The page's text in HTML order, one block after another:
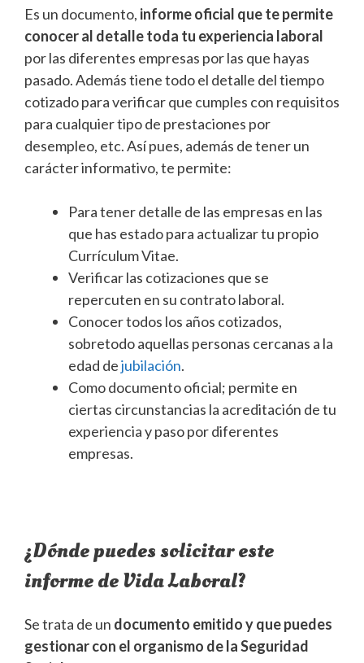
Es un documento, informe oficial que te permite
conocer al detalle toda tu experiencia laboral
por las diferentes empresas por las que hayas
pasado. Además tiene todo el detalle del tiempo
cotizado para verificar que cumples con requisitos
para cualquier tipo de prestaciones por
desempleo, etc. Así pues, además de tener un
carácter informativo, te permite:
Para tener detalle de las empresas en las
que has estado para actualizar tu propio
Currículum Vitae.
Verificar las cotizaciones que se
repercuten en su contrato laboral.
Conocer todos los años cotizados,
sobretodo aquellas personas cercanas a la
edad dejubilación.
Como documento oficial; permite en
ciertas circunstancias la acreditación de tu
experiencia y paso por diferentes
empresas.
¿Dónde puedes solicitar este
informe de Vida Laboral?
Se trata de un documento emitido y que puedes
gestionar con el organismo de la Seguridad